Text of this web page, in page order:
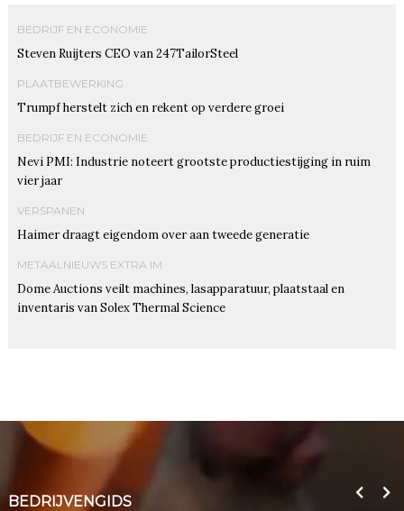
BEDRIJF EN ECONOMIE
Steven Ruijters CEO van 247TailorSteel
PLAATBEWERKING
Trumpf herstelt zich en rekent op verdere groei
BEDRIJF EN ECONOMIE
Nevi PMI: Industrie noteert grootste productiestijging in ruim
vier jaar
VERSPANEN
Haimer draagt eigendom over aan tweede generatie
METAALNIEUWS EXTRA IM
Dome Auctions veilt machines, lasapparatuur, plaatstaal en
inventaris van Solex Thermal Science
BEDRIJVENGIDS